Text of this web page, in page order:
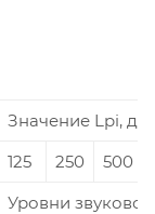
Значение Lpi, дБ
125
250 500
Уровни